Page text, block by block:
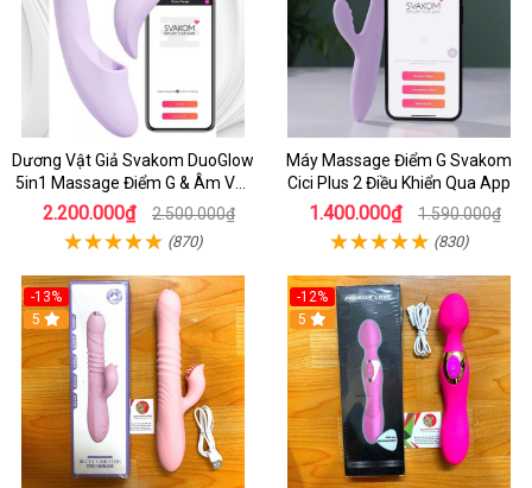
Dương Vật Giả Svakom DuoGlow
5in1 Massage Điểm G & Âm Vật
Điều Khiển App Thông Minh
2.200.000₫ 2.500.000₫
(870)
Máy Massage Điểm G Svakom
Cici Plus 2 Điều Khiển Qua App
1.400.000₫ 1.590.000₫
(830)
-13%
5
-12%
5